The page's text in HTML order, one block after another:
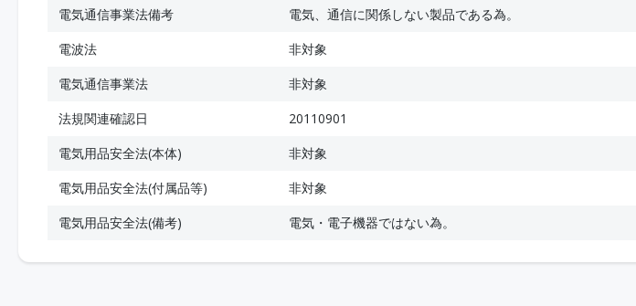
電気通信事業法備考
電気、通信に関係しない製品である為。
電波法
非対象
電気通信事業法
非対象
法規関連確認日
20110901
電気用品安全法(本体)
非対象
電気用品安全法(付属品等)
非対象
電気用品安全法(備考)
電気・電子機器ではない為。